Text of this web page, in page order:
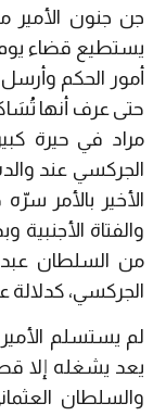
جن جنون الأمير
يستطيع قضاء يوم
أمور الحكم
حتى عرف أنها
مراد في حيرة
الجركسي عند
الأخير بالأمر
والفتاة
من السلطان عبد
الجركسي، كدلالة
لم يستسلم الأمير
يعد يشغله إلا
والسلطان